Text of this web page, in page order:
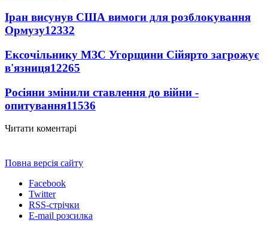
Іран висунув США вимоги для розблокування
Ормузу12332
Ексочільнику МЗС Угорщини Сійярто загрожує
в'язниця12265
Росіяни змінили ставлення до війни -
опитування11536
Читати коментарі
Повна версія сайту
Facebook
Twitter
RSS-стрічки
E-mail розсилка